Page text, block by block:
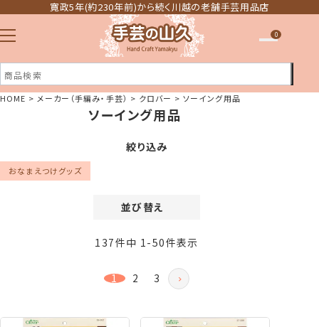
寛政5年(約230年前)から続く川越の老舗手芸用品店
注文履歴
ほしい物リスト
0
HOME メーカー（手編み・手芸） クロバー ソーイング用品
ソーイング用品
絞り込み
おなまえつけグッズ
並び替え
価格が高い順
登録順
レビュー順
137件中 1 -50件表示
1 2 3